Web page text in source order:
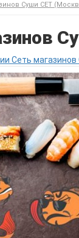
Суши СЕТ
Сеть